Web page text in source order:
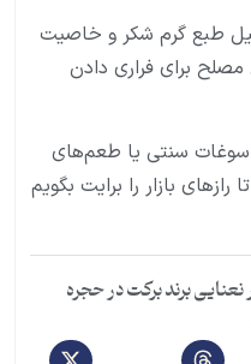
طبع گرم شکر و خاصیت
برای فراری دادن
سوغات سنتی یا طعم‌های
بازار را برایت بگویم
برند برکت در حجره